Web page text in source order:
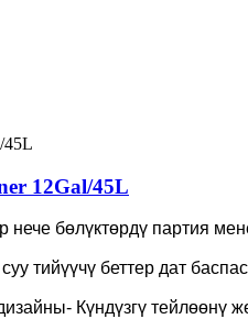
12Gal/45L
бөлүктөрдү партия
тийүүчү беттер дат
Күндүзгү тейлөөнү